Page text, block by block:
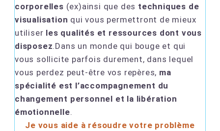
corporelles (ex)ainsi que des techniques de
visualisation qui vous permettront de mieux
utiliser les qualités et ressources dont vous
disposez.Dans un monde qui bouge et qui
vous sollicite parfois durement, dans lequel
vous perdez peut-être vos repères, ma
spécialité est l’accompagnement du
changement personnel et la libération
émotionnelle.
Je vous aide à résoudre votre problème